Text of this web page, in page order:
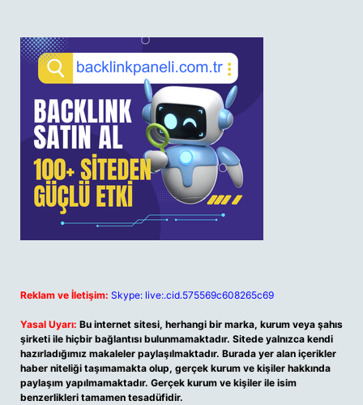
Reklam ve İletişim: Skype: live:.cid.575569c608265c69
Yasal Uyarı: Bu internet sitesi, herhangi bir marka, kurum veya şahıs
şirketi ile hiçbir bağlantısı bulunmamaktadır. Sitede yalnızca kendi
hazırladığımız makaleler paylaşılmaktadır. Burada yer alan içerikler
haber niteliği taşımamakta olup, gerçek kurum ve kişiler hakkında
paylaşım yapılmamaktadır. Gerçek kurum ve kişiler ile isim
benzerlikleri tamamen tesadüfidir.